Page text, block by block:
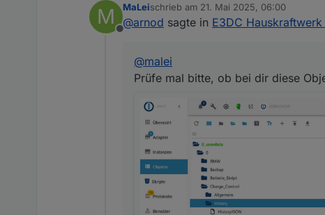
Hast du die View
Ansonsten bitte von Github
M
Offline
MaLeischrieb am 21. Mai 2025, 06:00
zuletzt editiert von
@arnod sagte in E3DC Hauskraftwerk
@malei
Prüfe mal bitte, ob bei dir diese